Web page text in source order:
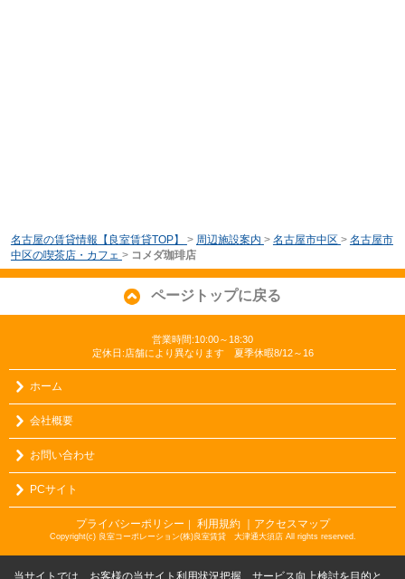
名古屋の賃貸情報【良室賃貸TOP】 > 周辺施設案内 > 名古屋市中区 > 名古屋市
中区の喫茶店・カフェ > コメダ珈琲店
ページトップに戻る
営業時間:10:00～18:30
定休日:店舗により異なります 夏季休暇8/12～16
ホーム
会社概要
お問い合わせ
PCサイト
プライバシーポリシー ｜ 利用規約 ｜アクセスマップ
Copyright(c) 良室コーポレーション(株)良室賃貸 大津通大須店 All rights reserved.
当サイトでは、お客様の当サイト利用状況把握、サービス向上検討を目的と